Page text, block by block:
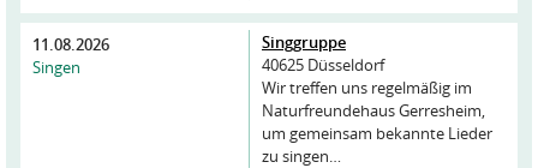
11.08.2026
Singen
Singgruppe
40625 Düsseldorf
Wir treffen uns regelmäßig im
Naturfreundehaus Gerresheim,
um gemeinsam bekannte Lieder
zu singen…